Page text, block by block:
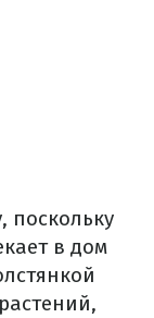
поскольку
в дом